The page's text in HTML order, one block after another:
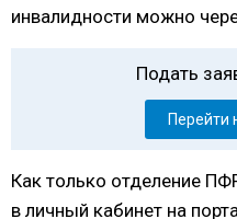
инвалидности можно
Подать
Перейти
Как только отделение
в личный кабинет на